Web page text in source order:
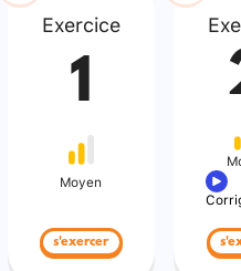
Exercice
1
Moyen
s'exercer